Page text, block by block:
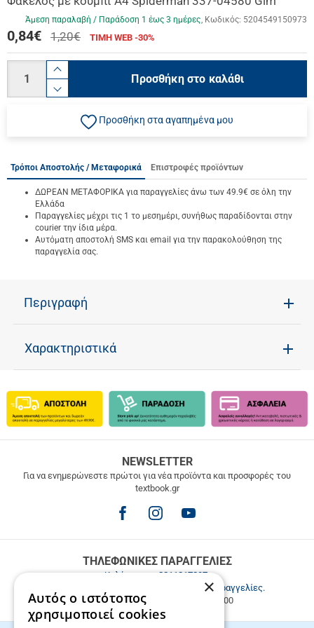
Άμεση παραλαβή / Παράδoση 1 έως 3 ημέρες Κωδικός: 5204549150973
0,84€ 1,20€ ΤΙΜΗ WEB -30%
product.increase.quantity
product.decrease.quantity
Προσθήκη στο καλάθι
Προσθήκη στα αγαπημένα μου
Τρόποι Αποστολής / Μεταφορικά Επιστροφές προϊόντων
ΔΩΡΕΑΝ ΜΕΤΑΦΟΡΙΚΑ για παραγγελίες άνω των 49.9€ σε όλη την
Ελλάδα
Παραγγελίες μέχρι τις 1 το μεσημέρι, συνήθως παραδίδονται στην
courier την ίδια μέρα.
Αυτόματη αποστολή SMS και email για την παρακολούθηση της
παραγγελία σας.
Περιγραφή
Χαρακτηριστικά
ΜΕΤΑΦΟΡΙΚΑ
άνω
NEWSLETTER
Για να ενημερώνεστε πρώτοι για νέα προϊόντα και προσφορές του
textbook.gr
ΤΗΛΕΦΩΝΙΚΕΣ ΠΑΡΑΓΓΕΛΙΕΣ
Καλέστε μας2811217297.
Εξυπηρέτηση πελατών & τηλεφωνικές παραγγελίες.
Δευ. - Παρ. 9:00-17:00, Σάβ. 9:00-15:00
×
Αυτός ο ιστότοπος
χρησιμοποιεί cookies